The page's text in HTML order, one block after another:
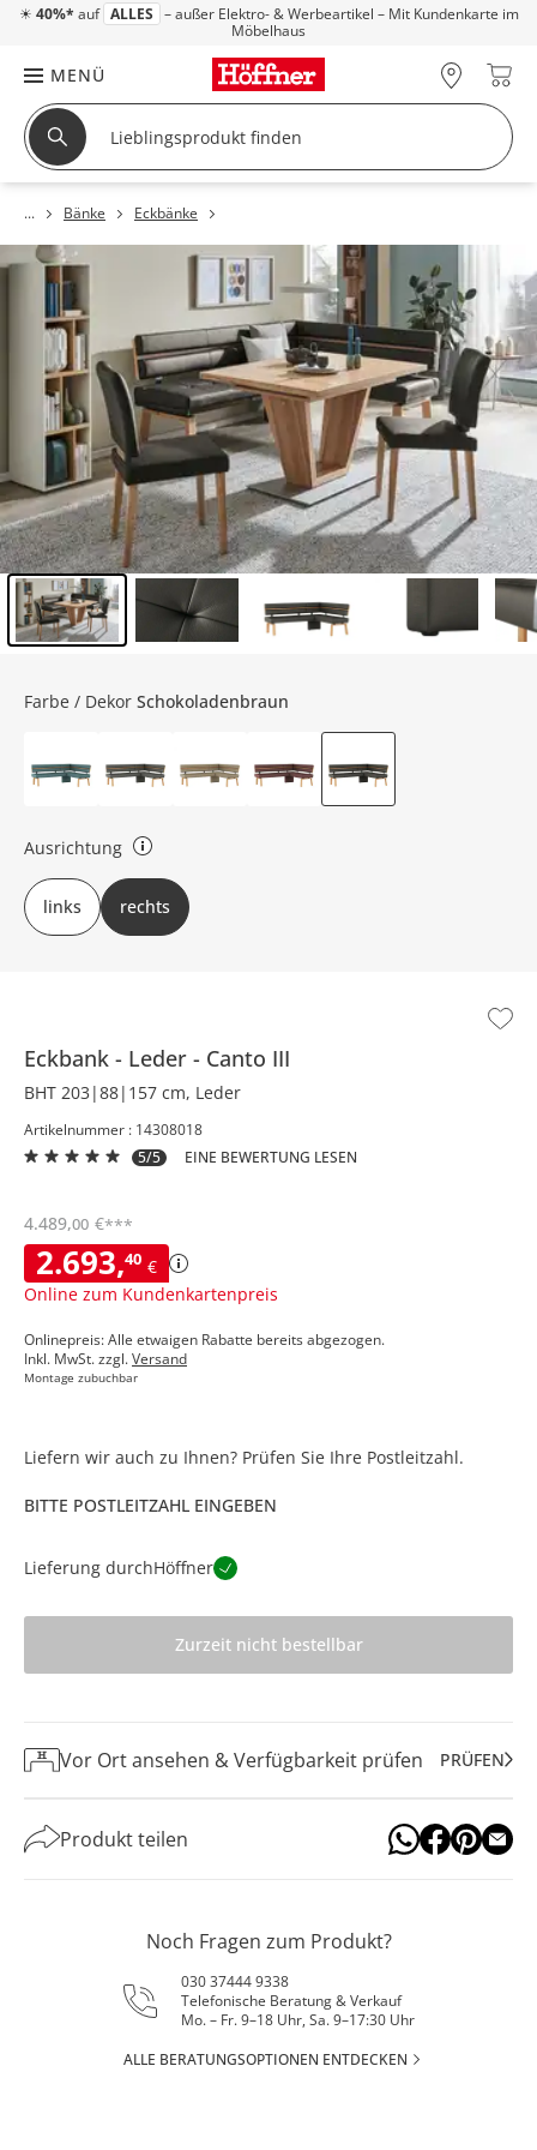
☀ 40%* auf ALLES – außer Elektro- & Werbeartikel – Mit Kundenkarte im
Möbelhaus
MENÜ
Bänke Eckbänke
Eckbank Leder Canto III
BHT 203|88|157 cm, Leder
Artikelnummer : 14308018
5/5
EINE BEWERTUNG LESEN
2.693,40 €
Online zum Kundenkartenpreis
4.489,00 €***
Onlinepreis: Alle etwaigen Rabatte bereits abgezogen.
Inkl. MwSt. zzgl.Versand
Montage zubuchbar
Farbe / Dekor Schokoladenbraun
Ausrichtung
Gibt an, auf welcher Seite der kurze Schenkel ist.
links rechts
Liefern wir auch zu Ihnen? Prüfen Sie Ihre Postleitzahl.
BITTE POSTLEITZAHL EINGEBEN
Lieferung durchHöffner
Zurzeit nicht bestellbar
Vor Ort ansehen & Verfügbarkeit prüfen PRÜFEN
Produkt teilen
Noch Fragen zum Produkt?
030 37444 9338
Telefonische Beratung & Verkauf
Mo. – Fr. 9–18 Uhr, Sa. 9–17:30 Uhr
ALLE BERATUNGSOPTIONEN ENTDECKEN